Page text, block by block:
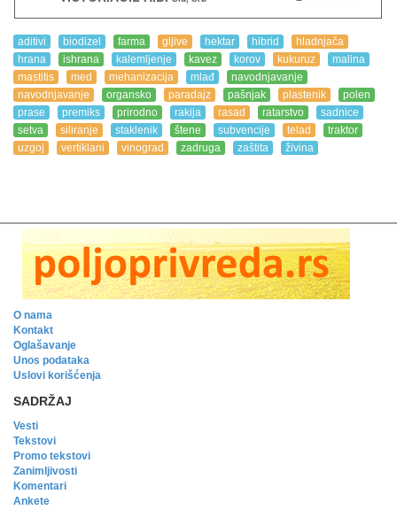
aditivi biodizel farma gljive hektar hibrid
hladnjača
hrana
ishrana kalemljenje kavez korov kukuruz
malina
mastitis
med mehanizacija mlađ
navodnjavanje
navodnjavanje
organsko paradajz pašnjak plastenik
polen
prase
premiks prirodno rakija rasad ratarstvo
sadnice
setva
siliranje staklenik štene subvencije telad
traktor
uzgoj
vertiklani vinograd zadruga zaštita živina
O nama
Kontakt
Oglašavanje
Unos podataka
Uslovi korišćenja
SADRŽAJ
Vesti
Tekstovi
Promo tekstovi
Zanimljivosti
Komentari
Ankete